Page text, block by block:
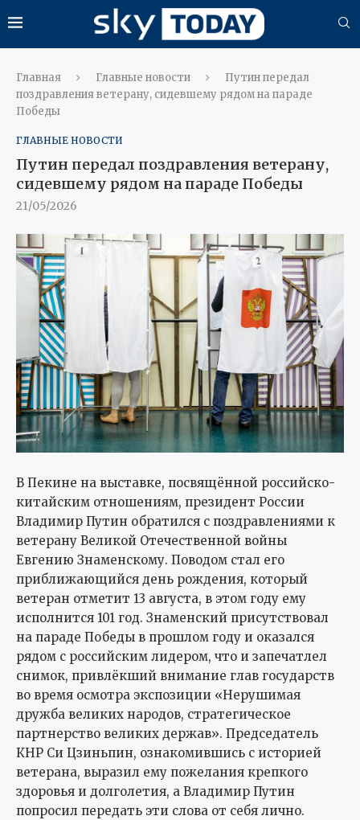
Главная Главные новости
Путин передал
поздравления ветерану, сидевшему рядом на параде
Победы
ГЛАВНЫЕ НОВОСТИ
Путин передал поздравления ветерану,
сидевшему рядом на параде Победы
21/05/2026
В Пекине на выставке, посвящённой российско-
китайским отношениям, президент России
Владимир Путин обратился с поздравлениями к
ветерану Великой Отечественной войны
Евгению Знаменскому. Поводом стал его
приближающийся день рождения, который
ветеран отметит 13 августа, в этом году ему
исполнится 101 год. Знаменский присутствовал
на параде Победы в прошлом году и оказался
рядом с российским лидером, что и запечатлел
снимок, привлёкший внимание глав государств
во время осмотра экспозиции «Нерушимая
дружба великих народов, стратегическое
партнерство великих держав». Председатель
КНР Си Цзиньпин, ознакомившись с историей
ветерана, выразил ему пожелания крепкого
здоровья и долголетия, а Владимир Путин
попросил передать эти слова от себя лично.